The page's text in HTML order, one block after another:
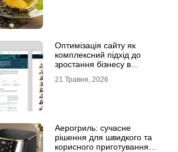
Оптимізація сайту як
комплексний підхід до
зростання бізнесу в
21 Травня, 2026
Аерогриль: сучасне
рішення для швидкого та
корисного приготування